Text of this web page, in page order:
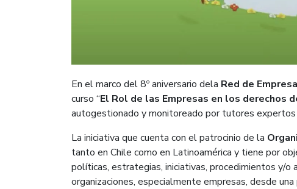
En el marco del 8º aniversario dela Red de
curso “El Rol de las Empresas en los derechos
autogestionado y monitoreado por tutores expertos
La iniciativa que cuenta con el patrocinio de la
tanto en Chile como en Latinoamérica y tiene por
políticas, estrategias, iniciativas, procedimientos y/o
organizaciones, especialmente empresas, desde